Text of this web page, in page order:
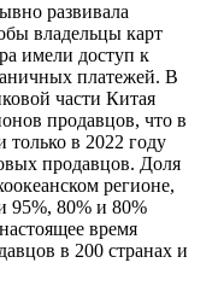
развивала
владельцы карт
имели доступ к
платежей. В
части Китая
продавцов, что в
только в 2022 году
продавцов. Доля
регионе,
95%, 80% и 80%
время
в 200 странах и